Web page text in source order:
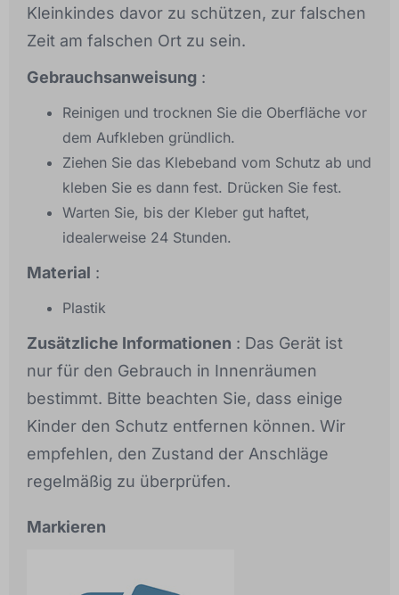
Kleinkindes davor zu schützen, zur falschen
Zeit am falschen Ort zu sein.
Gebrauchsanweisung :
Reinigen und trocknen Sie die Oberfläche vor
dem Aufkleben gründlich.
Ziehen Sie das Klebeband vom Schutz ab und
kleben Sie es dann fest. Drücken Sie fest.
Warten Sie, bis der Kleber gut haftet,
idealerweise 24 Stunden.
Material :
Plastik
Zusätzliche Informationen : Das Gerät ist
nur für den Gebrauch in Innenräumen
bestimmt. Bitte beachten Sie, dass einige
Kinder den Schutz entfernen können. Wir
empfehlen, den Zustand der Anschläge
regelmäßig zu überprüfen.
Markieren